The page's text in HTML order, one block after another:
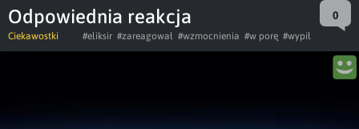
Odpowiednia reakcja 0
Ciekawostki #eliksir #zareagował #wzmocnienia #w porę #wypił